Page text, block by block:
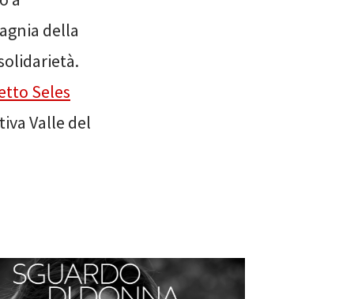
della
Seles
Valle del